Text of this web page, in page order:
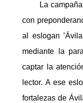
La
con
al eslogan
mediante la
captar la
lector. A ese
fortalezas de